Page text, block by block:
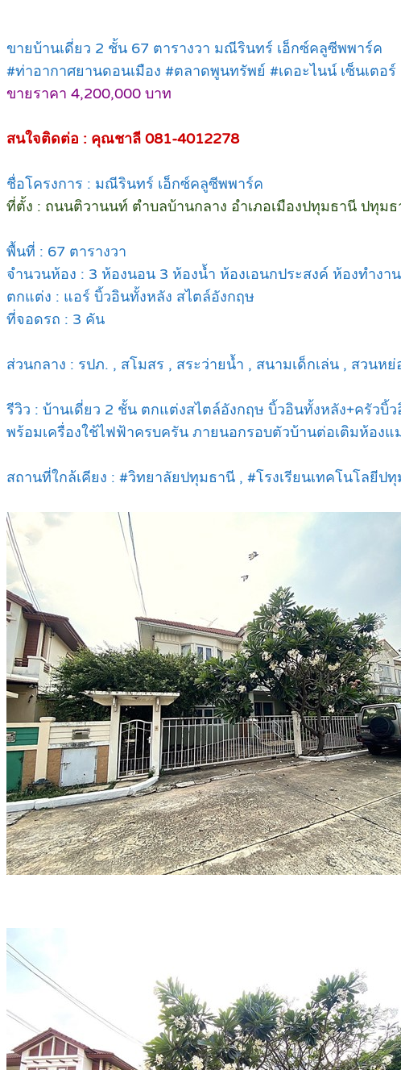
ขายบ้านเดี่ยว 2 ชั้น 67 ตารางวา มณีรินทร์ เอ็กซ์คลูซีพพาร์ค
#ท่าอากาศยานดอนเมือง #ตลาดพูนทรัพย์ #เดอะไนน์ เซ็นเตอ
ขายราคา 4,200,000 บาท
สนใจติดต่อ : คุณชาลี 081-4012278
ชื่อโครงการ : มณีรินทร์ เอ็กซ์คลูซีพพาร์ค
ที่ตั้ง : ถนนติวานนท์ ตำบลบ้านกลาง อำเภอเมืองปทุมธานี ปทุม
พื้นที่ : 67 ตารางวา
จำนวนห้อง : 3 ห้องนอน 3 ห้องน้ำ ห้องเอนกประสงค์ ห้องทำงา
ตกแต่ง : แอร์ บิ้วอินทั้งหลัง สไตล์อังกฤษ
ที่จอดรถ : 3 คัน
ส่วนกลาง : รปภ. , สโมสร , สระว่ายน้ำ , สนามเด็กเล่น , สวนหย่
รีวิว : บ้านเดี่ยว 2 ชั้น ตกแต่งสไตล์อังกฤษ บิ้วอินทั้งหลัง+ครัว
พร้อมเครื่องใช้ไฟฟ้าครบครัน ภายนอกรอบตัวบ้านต่อเติมห้อง
สถานที่ใกล้เคียง : #วิทยาลัยปทุมธานี , #โรงเรียนเทคโนโลยี